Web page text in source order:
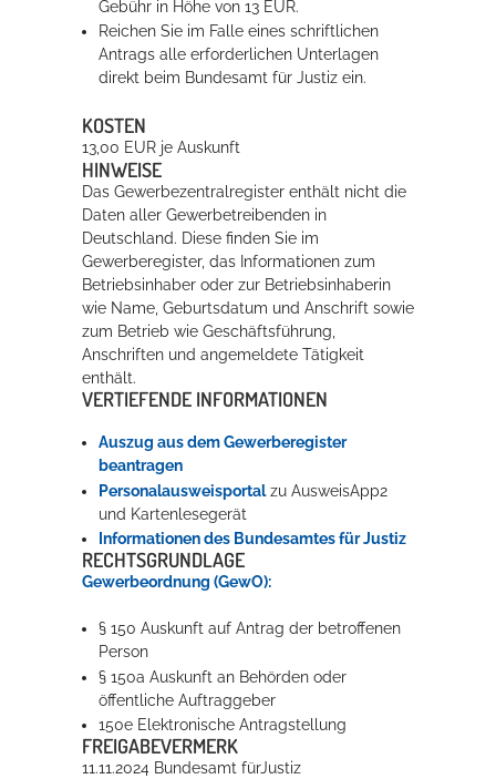
Gebühr in Höhe von 13 EUR.
Reichen Sie im Falle eines schriftlichen
Antrags alle erforderlichen Unterlagen
direkt beim Bundesamt für Justiz ein.
KOSTEN
13,00 EUR je Auskunft
HINWEISE
Das Gewerbezentralregister enthält nicht die
Daten aller Gewerbetreibenden in
Deutschland. Diese finden Sie im
Gewerberegister, das Informationen zum
Betriebsinhaber oder zur Betriebsinhaberin
wie Name, Geburtsdatum und Anschrift sowie
zum Betrieb wie Geschäftsführung,
Anschriften und angemeldete Tätigkeit
enthält.
VERTIEFENDE INFORMATIONEN
Auszug aus demGewerberegister
beantragen
Personalausweisportalzu AusweisApp2
und Kartenlesegerät
Informationen des Bundesamtes für Justiz
RECHTSGRUNDLAGE
Gewerbeordnung (GewO):
§ 150 Auskunft auf Antrag der betroffenen
Person
§ 150a Auskunft an Behörden oder
öffentliche Auftraggeber
150e Elektronische Antragstellung
FREIGABEVERMERK
11.11.2024 Bundesamt fürJustiz